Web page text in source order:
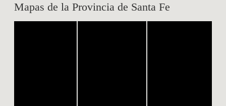
Mapas de la Provincia de Santa Fe